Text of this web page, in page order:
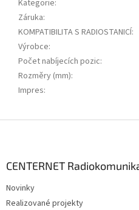
Kategorie:
Záruka:
KOMPATIBILITA S RADIOSTANICÍ:
Výrobce:
Počet nabíjecích pozic:
Rozměry (mm):
Impres:
CENTERNET
Novinky
Realizované projekty